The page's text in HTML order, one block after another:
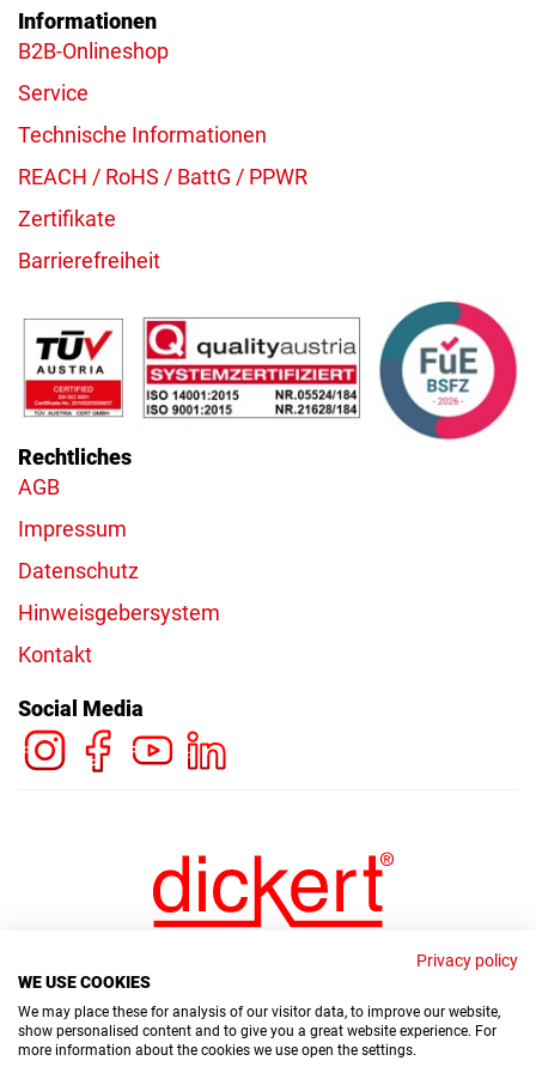
Informationen
B2B-Onlineshop
Service
Technische Informationen
REACH / RoHS / BattG / PPWR
Zertifikate
Barrierefreiheit
Rechtliches
AGB
Impressum
Datenschutz
Hinweisgebersystem
Kontakt
Social Media
Privacy policy
WE USE COOKIES
We may place these for analysis of our visitor data, to improve our website,
show personalised content and to give you a great website experience. For
more information about the cookies we use open the settings.